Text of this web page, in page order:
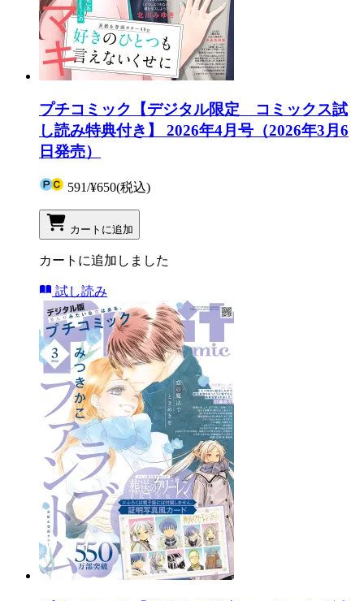
プチコミック【デジタル限定 コミックス試
し読み特典付き】 2026年4月号（2026年3月6
日発売）
591/¥650(税込)
カートに追加
カートに追加しました
試し読み